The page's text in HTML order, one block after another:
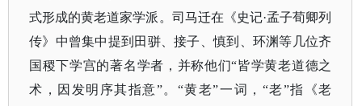
式形成的黄老道家学派。司马迁在《史记·孟子荀卿列
传》中曾集中提到田骈、接子、慎到、环渊等几位齐
国稷下学宫的著名学者，并称他们“皆学黄老道德之
术，因发明序其指意”。“黄老”一词，“老”指《老